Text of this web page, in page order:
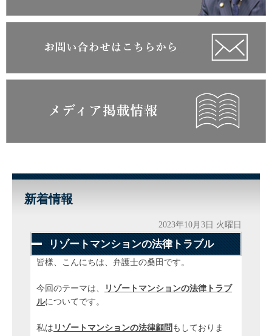
新着情報
2023年10月3日 火曜日
リゾートマンションの法律トラブル
皆様、こんにちは、弁護士の桑田です。
今回のテーマは、
リゾートマンションの法律トラブ
ルについてです。
私は リゾートマンションの法律顧問 もしておりま